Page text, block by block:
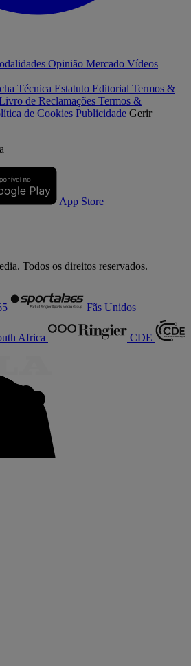
Opinião Mercado Vídeos
Técnica Estatuto Editorial Termos &
de Reclamações Termos &
de Cookies Publicidade Gerir
App Store
Todos os direitos reservados.
Fãs Unidos
Africa CDE